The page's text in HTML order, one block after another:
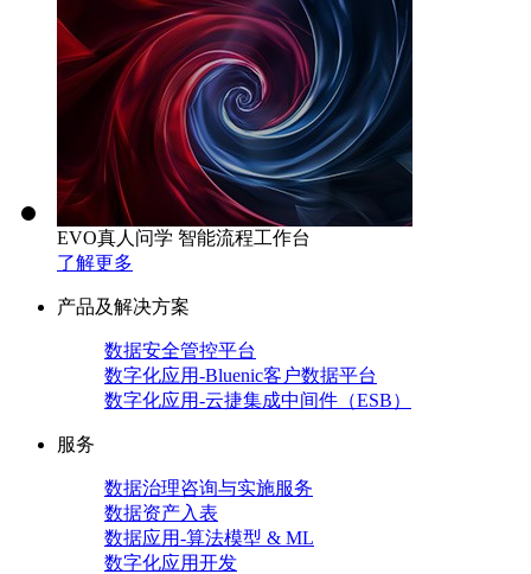
EVO真人问学 智能流程工作台
了解更多
产品及解决方案
数据安全管控平台
数字化应用-Bluenic客户数据平台
数字化应用-云捷集成中间件（ESB）
服务
数据治理咨询与实施服务
数据资产入表
数据应用-算法模型 & ML
数字化应用开发